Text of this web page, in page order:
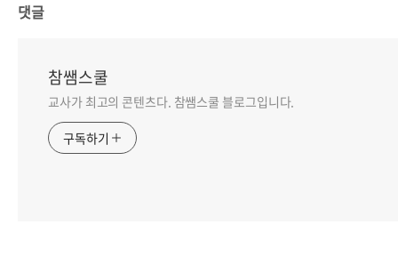
댓글
참쌤스쿨
교사가 최고의 콘텐츠다. 참쌤스쿨 블로그입니다.
구독하기